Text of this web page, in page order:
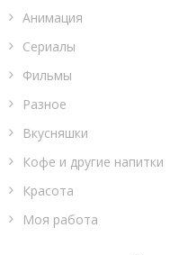
Анимация
Сериалы
Фильмы
Разное
Вкусняшки
Кофе и другие напитки
Красота
Моя работа